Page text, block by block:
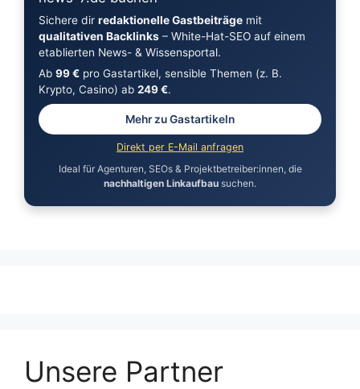
Sichere dir redaktionelle Gastbeiträgemit
qualitativen Backlinks– White-Hat-SEO auf einem
etablierten News- & Wissensportal.
Ab 99 €pro Gastartikel, sensible Themen (z. B.
Krypto, Casino) ab 249 €.
Mehr zu Gastartikeln
Direkt per E-Mail anfragen
Ideal für Agenturen, SEOs & Projektbetreiber:innen, die
nachhaltigen Linkaufbau suchen.
Unsere Partner